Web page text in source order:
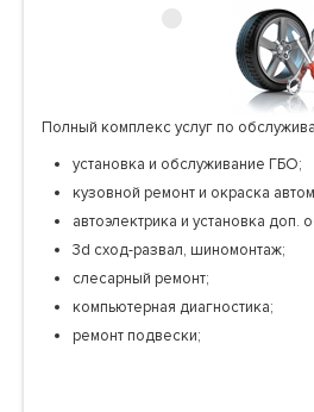
Полный комплекс услуг по
установка и обслуживание ГБО;
кузовной ремонт и окраска
автоэлектрика и установка доп.
3d сход-развал, шиномонтаж;
слесарный ремонт;
компьютерная диагностика;
ремонт подвески;